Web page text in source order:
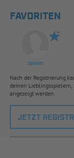
FAVORITEN
Spieler
Nach der Registrierung
deinen
angezeigt werden.
JETZT